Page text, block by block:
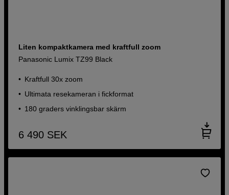
Liten kompaktkamera med kraftfull zoom
Panasonic Lumix TZ99 Black
Kraftfull 30x zoom
Ultimata resekameran i fickformat
180 graders vinklingsbar skärm
6 490 SEK